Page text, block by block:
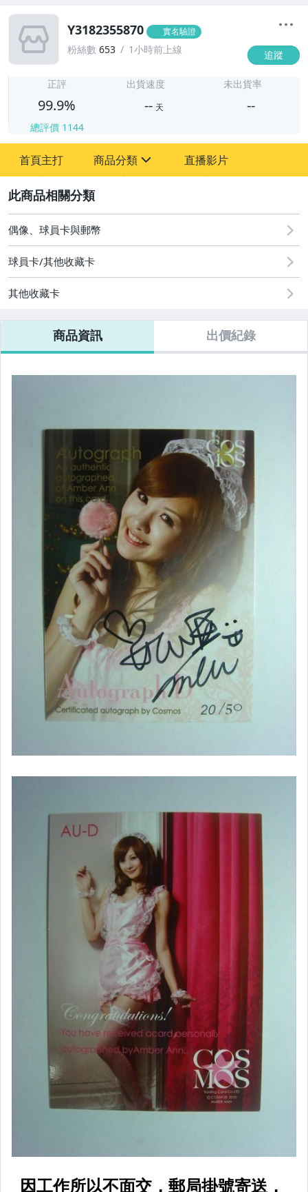
Y3182355870 實名驗證
粉絲數 653 1小時前上線 追蹤
正評
99.9%
總評價 1144
出貨速度
-- 天
未出貨率
--
首頁主打 商品分類
成人專區
偶像、球員卡與郵幣
直播影片
偶像、球員卡與郵幣
球員卡/其他收藏卡
其他收藏卡
商品資訊 出價紀錄